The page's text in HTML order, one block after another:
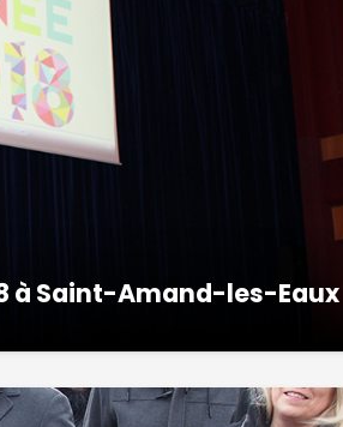
à Saint-Amand-les-Eaux